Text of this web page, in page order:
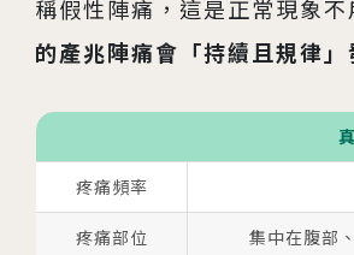
稱假性陣痛，這是正常現象不
的產兆陣痛會「持續且規律」
疼痛頻率
疼痛部位 集中在腹部